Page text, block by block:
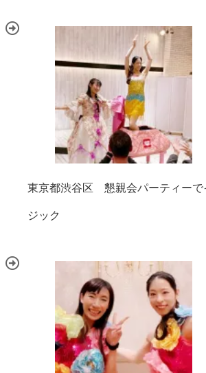
東京都渋谷区 懇親会パーティーで
ジック